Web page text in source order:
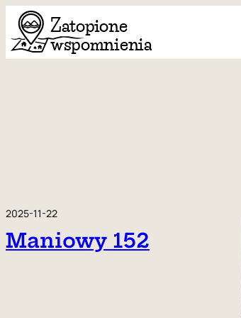
Przejdź
do
treści
2025-11-22
Maniowy 152